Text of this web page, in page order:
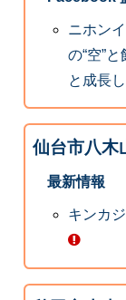
ニホン
の“空”
と成長
仙台市八木
最新情報
キンカ